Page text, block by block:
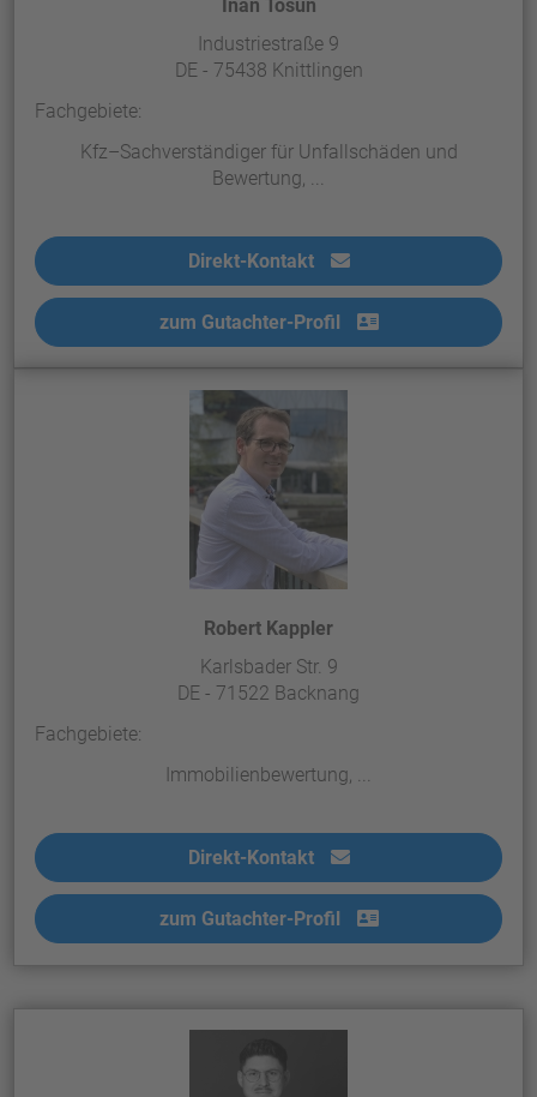
Inan Tosun
Industriestraße 9
DE - 75438 Knittlingen
Fachgebiete:
Kfz–Sachverständiger für Unfallschäden und
Bewertung, ...
Direkt-Kontakt
zum Gutachter-Profil
Robert Kappler
Karlsbader Str. 9
DE - 71522 Backnang
Fachgebiete:
Immobilienbewertung, ...
Direkt-Kontakt
zum Gutachter-Profil